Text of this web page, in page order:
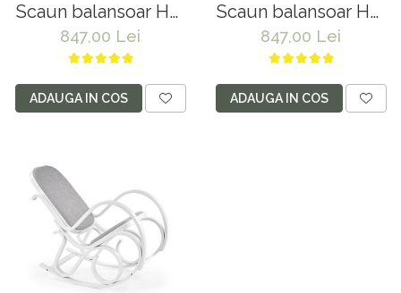
Scaun balansoar HM
Max Bis Plus, textil,
cadru lemn curbat,
847,00 Lei
ADAUGA IN COS
Scaun balansoar HM
Max 2, stofa, cadru
lemn curbat, 90 kg,
847,00 Lei
ADAUGA IN COS